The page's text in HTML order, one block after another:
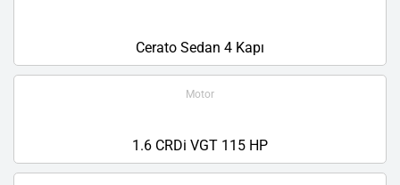
Cerato Sedan 4 Kapı
Motor
1.6 CRDi VGT 115 HP